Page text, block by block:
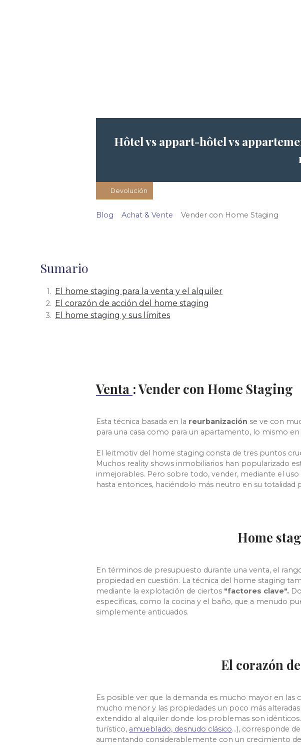
Hôtel vs appart-hôtel vs
Devolución
Blog Achat & Vente Vender con Home Staging
Sumario
El home staging para la venta y el alquiler
El corazón de acción del home staging
El home staging y sus límites
Venta : Vender con Home Staging
Esta técnica basada en la reurbanización se ve con
para una casa como para un apartamento, lo mismo
El leitmotiv del home staging consta de tres puntos
Muchos reality shows inmobiliarios han popularizado
inmejorables. Pero sobre todo, vender, mediante el
hasta entonces, haciéndolo más neutro en su
Home
En términos de presupuesto durante una venta, el
propiedad en cuestión. La técnica del home staging
mediante la explotación de ciertos "factores clave".
específicas, como la cocina y el baño, que a menudo
simplemente anticuados.
El corazón
Es posible ver que la demanda es mucho mayor en las
mucho menor y las propiedades un poco más
extendido al alquiler donde los problemas son
turístico, amueblado, desnudo clásico...), corresponde
aumentando considerablemente con un crecimiento del